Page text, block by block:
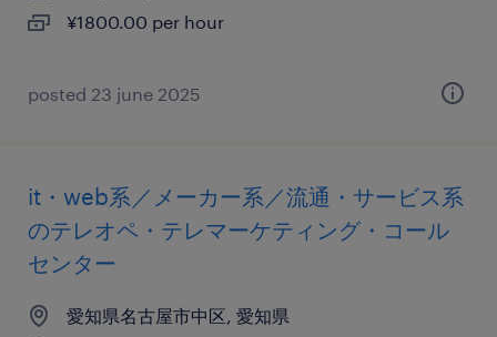
¥1800.00 per hour
posted 23 june 2025
it・web系／メーカー系／流通・サービス系
のテレオペ・テレマーケティング・コール
センター
愛知県名古屋市中区, 愛知県